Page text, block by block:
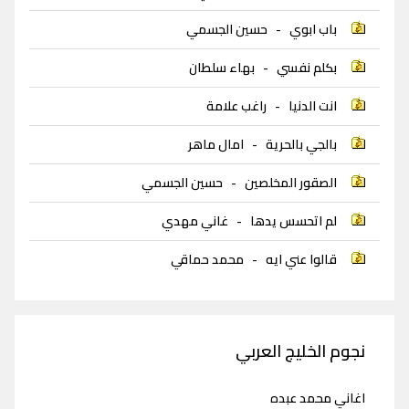
باب ابوي - حسين الجسمي
بكلم نفسي - بهاء سلطان
انت الدنيا - راغب علامة
بالجي بالحرية - امال ماهر
الصقور المخلصين - حسين الجسمي
لم اتحسس يدها - غاني مهدي
قالوا عني ايه - محمد حماقي
نجوم الخليج العربي
اغاني محمد عبده